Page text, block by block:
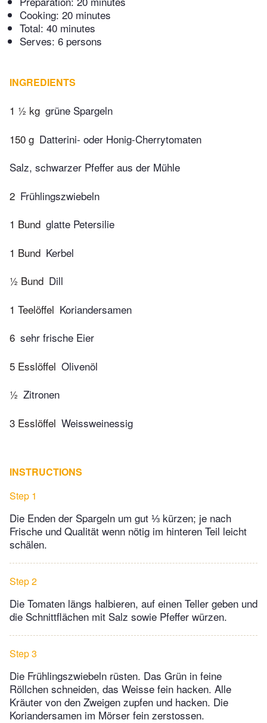
Cooking: 20 minutes
Total: 40 minutes
Serves: 6 persons
INGREDIENTS
1 ½ kg grüne Spargeln
150 g Datterini- oder Honig-Cherrytomaten
Salz, schwarzer Pfeffer aus der Mühle
2 Frühlingszwiebeln
1 Bund glatte Petersilie
1 Bund Kerbel
½ Bund Dill
1 Teelöffel Koriandersamen
6 sehr frische Eier
5 Esslöffel Olivenöl
½ Zitronen
3 Esslöffel Weissweinessig
INSTRUCTIONS
Step 1
Die Enden der Spargeln um gut ⅓ kürzen; je nach
Frische und Qualität wenn nötig im hinteren Teil leicht
schälen.
Step 2
Die Tomaten längs halbieren, auf einen Teller geben und
die Schnittflächen mit Salz sowie Pfeffer würzen.
Step 3
Die Frühlingszwiebeln rüsten. Das Grün in feine
Röllchen schneiden, das Weisse fein hacken. Alle
Kräuter von den Zweigen zupfen und hacken. Die
Koriandersamen im Mörser fein zerstossen.